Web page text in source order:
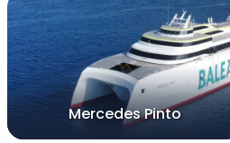
Mercedes Pinto